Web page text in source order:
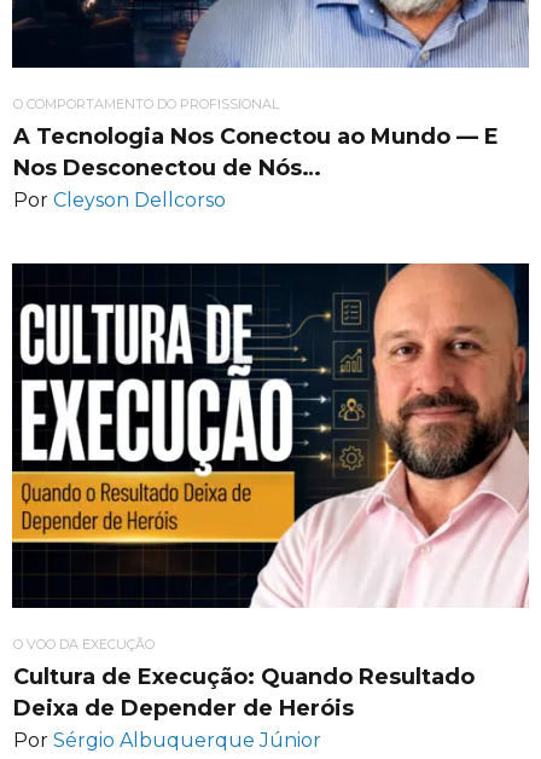
O COMPORTAMENTO DO PROFISSIONAL
A Tecnologia Nos Conectou ao Mundo — E
Nos Desconectou de Nós…
Por Cleyson Dellcorso
O VOO DA EXECUÇÃO
Cultura de Execução: Quando Resultado
Deixa de Depender de Heróis
Por Sérgio Albuquerque Júnior